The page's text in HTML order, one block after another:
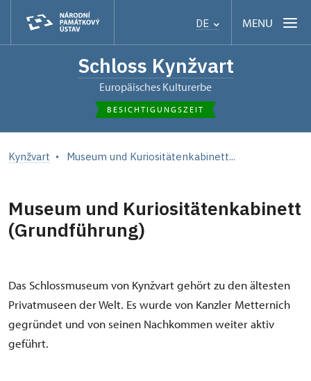
DE MENU
Schloss Kynžvart
Europäisches Kulturerbe
BESICHTIGUNGSZEIT
Kynžvart Museum und Kuriositätenkabinett...
Museum und Kuriositätenkabinett
(Grundführung)
Das Schlossmuseum von Kynžvart gehört zu den ältesten
Privatmuseen der Welt. Es wurde von Kanzler Metternich
gegründet und von seinen Nachkommen weiter aktiv
geführt.